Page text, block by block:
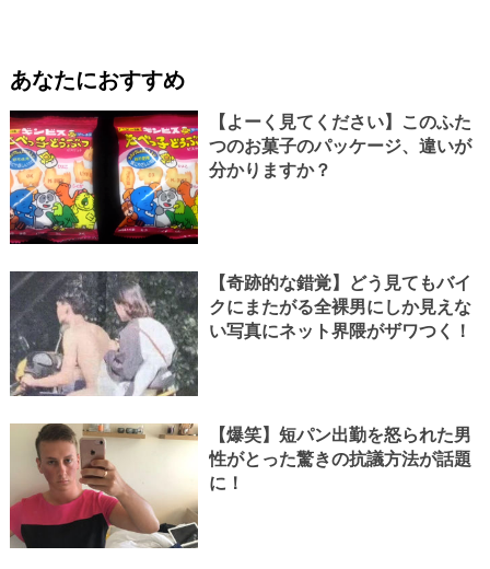
あなたにおすすめ
【よーく見てください】このふた
つのお菓子のパッケージ、違いが
分かりますか？
【奇跡的な錯覚】どう見てもバイ
クにまたがる全裸男にしか見えな
い写真にネット界隈がザワつく！
【爆笑】短パン出勤を怒られた男
性がとった驚きの抗議方法が話題
に！